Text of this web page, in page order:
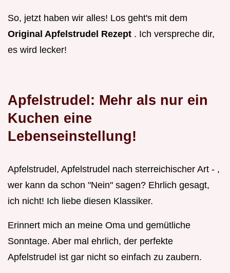
So, jetzt haben wir alles! Los geht's mit dem
Original Apfelstrudel Rezept . Ich verspreche dir,
es wird lecker!
Apfelstrudel: Mehr als nur ein
Kuchen eine
Lebenseinstellung!
Apfelstrudel, Apfelstrudel nach sterreichischer Art - ,
wer kann da schon "Nein" sagen? Ehrlich gesagt,
ich nicht! Ich liebe diesen Klassiker.
Erinnert mich an meine Oma und gemütliche
Sonntage. Aber mal ehrlich, der perfekte
Apfelstrudel ist gar nicht so einfach zu zaubern.